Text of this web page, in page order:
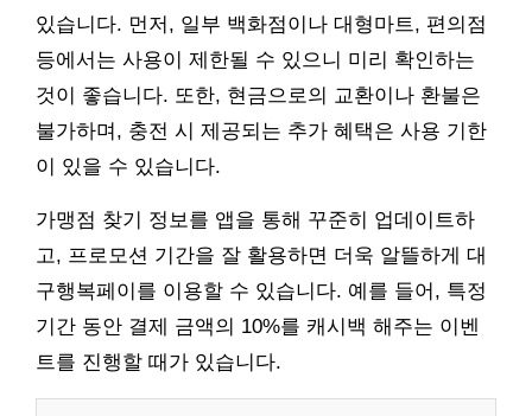
있습니다. 먼저, 일부 백화점이나 대형마트, 편의점
등에서는 사용이 제한될 수 있으니 미리 확인하는
것이 좋습니다. 또한, 현금으로의 교환이나 환불은
불가하며, 충전 시 제공되는 추가 혜택은 사용 기한
이 있을 수 있습니다.
가맹점 찾기 정보를 앱을 통해 꾸준히 업데이트하
고, 프로모션 기간을 잘 활용하면 더욱 알뜰하게 대
구행복페이를 이용할 수 있습니다. 예를 들어, 특정
기간 동안 결제 금액의 10%를 캐시백 해주는 이벤
트를 진행할 때가 있습니다.